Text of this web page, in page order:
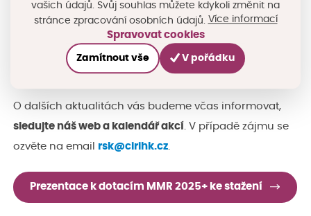
Mezioprávněné žadatele, kterými jsou především
obce a dobrovolné svazky obcí, budou nově zařazeny i
tzv. společenství obcí.
Vyhlášení výzevje v plánu už
v prosinci 2024.
O dalších aktualitách vás budeme včas informovat,
sledujte náš web a kalendář akcí. V případě zájmu se
ozvěte na email rsk@cirihk.cz.
Prezentace k dotacím MMR 2025+ ke stažení
vašich údajů. Svůj souhlas můžete kdykoli změnit na
stránce zpracování osobních údajů. Více informací
Spravovat cookies
Zamítnout vše V pořádku